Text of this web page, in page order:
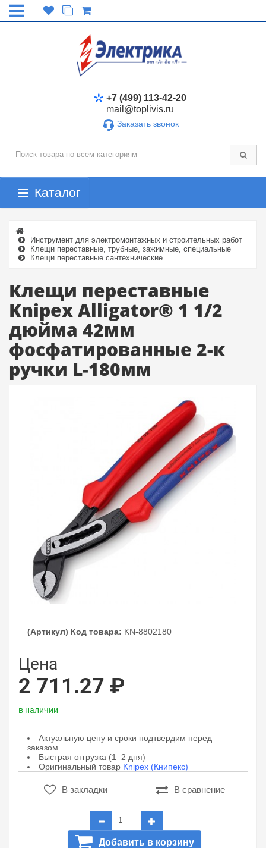
+7 (499) 113-42-20
mail@toplivis.ru
Заказать звонок
Каталог
Инструмент для электромонтажных и строительных работ
Клещи переставные, трубные, зажимные, специальные
Клещи переставные сантехнические
Клещи переставные
Knipex Alligator® 1 1/2
дюйма 42мм
фосфатированные 2-к
ручки L-180мм
(Артикул) Код товара: KN-8802180
Цена
2 711.27 ₽
в наличии
Актуальную цену и сроки подтвердим перед
заказом
Быстрая отгрузка (1–2 дня)
Оригинальный товар Knipex (Книпекс)
В закладки В сравнение
Добавить в корзину